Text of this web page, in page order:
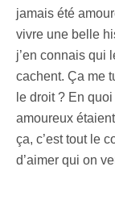
jamais été
vivre une belle
j’en connais qui
cachent. Ça me
le droit ? En
amoureux
ça, c’est tout le
d’aimer qui on